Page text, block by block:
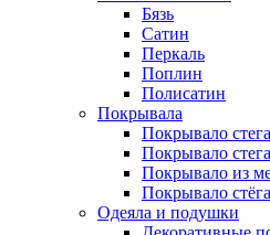
Бязь
Сатин
Перкаль
Поплин
Полисатин
Покрывала
Покрывало
Покрывало
Покрывало из
Покрывало
Одеяла и подушки